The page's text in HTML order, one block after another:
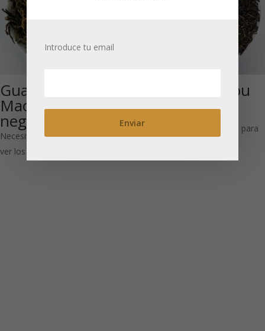
Guangxi Golden
Mao Feng Bio: Té
negro
Necesitas estar registrado para
ver los precios
Yunnan Xin Kou
Wei: Té negro
Necesitas estar registrado para
Introduce tu email